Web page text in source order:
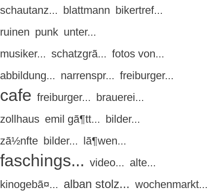
schautanz... blattmann bikertref...
ruinen punk unter...
musiker... schatzgrã... fotos von...
abbildung... narrenspr... freiburger...
cafe freiburger... brauerei...
zollhaus emil gã¶tt... bilder...
zã½nfte bilder... lã¶wen...
faschings... video... alte...
kinogebã¤... alban stolz... wochenmarkt...